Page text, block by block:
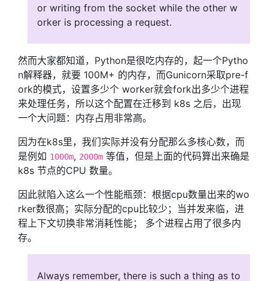
or writing from the socket while the other w
orker is processing a request.
然而大家都知道，Python是很吃内存的，起一个Pytho
n解释器，就要 100M+ 的内存，而Gunicorn采取pre-f
ork的模式，设置多少个 worker就会fork出多少个进程
来处理任务，所以这个配置在迁移到 k8s 之后，出现
一个大问题：内存占用非常高。
因为在k8s里，我们实际并没有分配那么多核心数，而
是例如 1000m, 2000m 等值，但是上面的代码算出来确是
k8s 节点的CPU 数量。
因此就陷入这么一个性能瓶颈：根据cpu数量出来的wo
rker数很高；实际分配的cpu比较少；当并发来临，进
程上下文切换非常消耗性能； 多个进程占用了很多内
存。
Always remember, there is such a thing as to